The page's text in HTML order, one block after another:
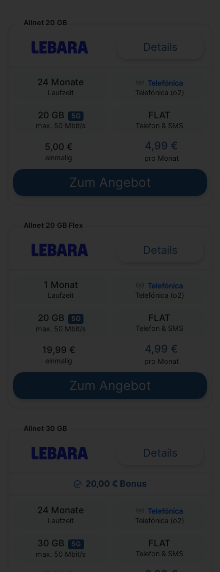
Allnet 20 GB
Details
24 Monate
Laufzeit Telefónica (o2)
20 GB 5G
max. 50 Mbit/s
FLAT
Telefon & SMS
5,00 €
einmalig
4,99 €
pro Monat
Zum Angebot
Allnet 20 GB Flex
Details
1 Monat
Laufzeit Telefónica (o2)
20 GB 5G
max. 50 Mbit/s
FLAT
Telefon & SMS
19,99 €
einmalig
4,99 €
pro Monat
Zum Angebot
Allnet 30 GB
Details
20,00 € Bonus
24 Monate
Laufzeit Telefónica (o2)
30 GB 5G
max. 50 Mbit/s
FLAT
Telefon & SMS